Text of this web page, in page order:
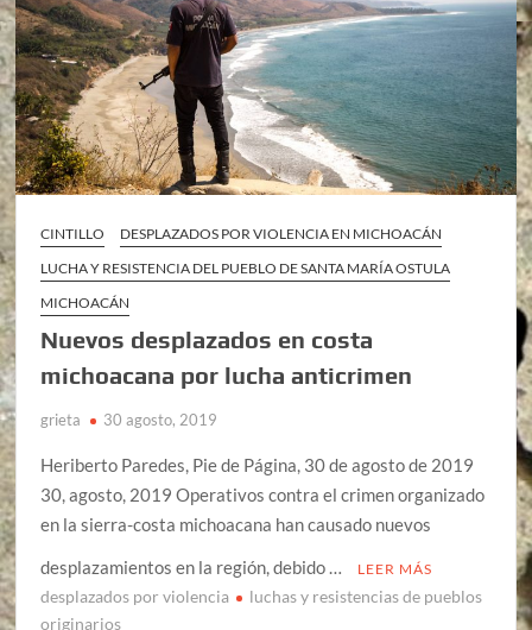
CINTILLO
DESPLAZADOS POR VIOLENCIA EN MICHOACÁN
LUCHA Y RESISTENCIA DEL PUEBLO DE SANTA MARÍA OSTULA
MICHOACÁN
Nuevos desplazados en costa
michoacana por lucha anticrimen
grieta 30 agosto, 2019
Heriberto Paredes, Pie de Página, 30 de agosto de 2019
30, agosto, 2019 Operativos contra el crimen organizado
en la sierra-costa michoacana han causado nuevos
desplazamientos en la región, debido …
LEER MÁS
desplazados por violencia
luchas y resistencias de pueblos
originarios